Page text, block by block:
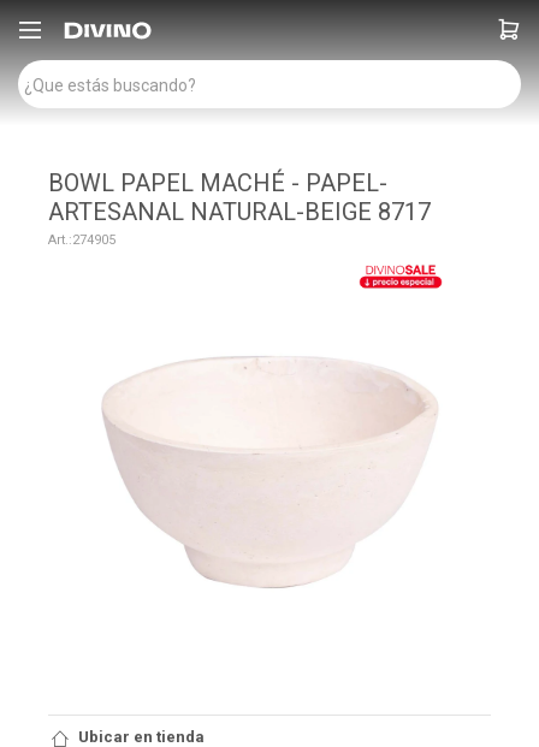

BOWL PAPEL MACHÉ - PAPEL-
ARTESANAL NATURAL-BEIGE 8717
274905
Ubicar en tienda